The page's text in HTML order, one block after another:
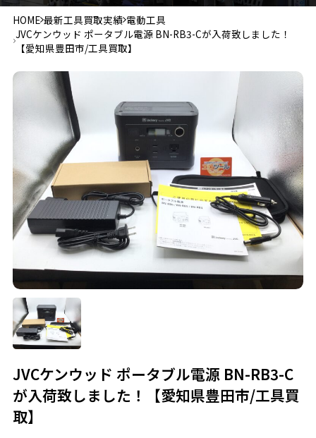
HOME 最新工具買取実績 電動工具
JVCケンウッド ポータブル電源 BN-RB3-Cが入荷致しました！
【愛知県豊田市/工具買取】
JVCケンウッド ポータブル電源 BN-RB3-C
が入荷致しました！【愛知県豊田市/工具買
取】